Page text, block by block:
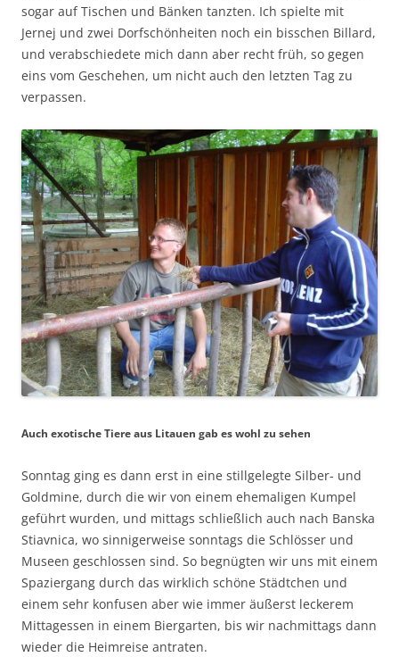
sogar auf Tischen und Bänken tanzten. Ich spielte mit
Jernej und zwei Dorfschönheiten noch ein bisschen Billard,
und verabschiedete mich dann aber recht früh, so gegen
eins vom Geschehen, um nicht auch den letzten Tag zu
verpassen.
Auch exotische Tiere aus Litauen gab es wohl zu sehen
Sonntag ging es dann erst in eine stillgelegte Silber- und
Goldmine, durch die wir von einem ehemaligen Kumpel
geführt wurden, und mittags schließlich auch nach Banska
Stiavnica, wo sinnigerweise sonntags die Schlösser und
Museen geschlossen sind. So begnügten wir uns mit einem
Spaziergang durch das wirklich schöne Städtchen und
einem sehr konfusen aber wie immer äußerst leckerem
Mittagessen in einem Biergarten, bis wir nachmittags dann
wieder die Heimreise antraten.